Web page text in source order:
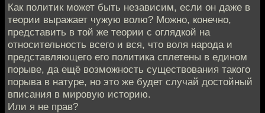
Как политик может быть независим, если он даже в
теории выражает чужую волю? Можно, конечно,
представить в той же теории с оглядкой на
относительность всего и вся, что воля народа и
представляющего его политика сплетены в едином
порыве, да ещё возможность существования такого
порыва в натуре, но это же будет случай достойный
вписания в мировую историю.
Или я не прав?